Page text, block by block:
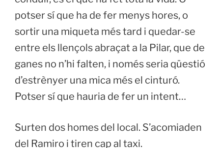
potser sí que ha de fer menys hores, o
sortir una miqueta més tard i quedar-se
entre els llençols abraçat a la Pilar, que de
ganes no n’hi falten, i només seria qüestió
d’estrènyer una mica més el cinturó.
Potser sí que hauria de fer un intent…
Surten dos homes del local. S’acomiaden
del Ramiro i tiren cap al taxi.